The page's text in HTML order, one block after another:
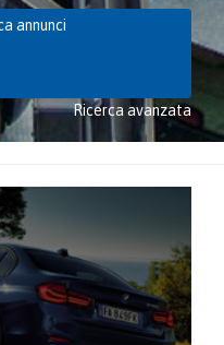
annunci
Ricerca avanzata